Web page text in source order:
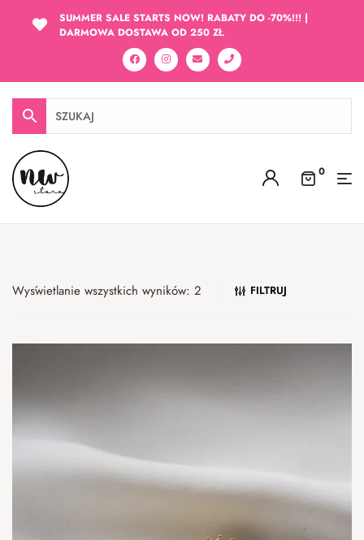
SUMMER SALE STARTS NOW! RABATY DO -70%!!! |
DARMOWA DOSTAWA OD 250 ZŁ
0
Wyświetlanie wszystkich wyników: 2 FILTRUJ